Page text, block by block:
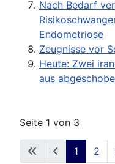
Nach Bedarf
Endometriose
Zeugnisse vor
Heute: Zwei
aus
Seite 1 von 3
1 2